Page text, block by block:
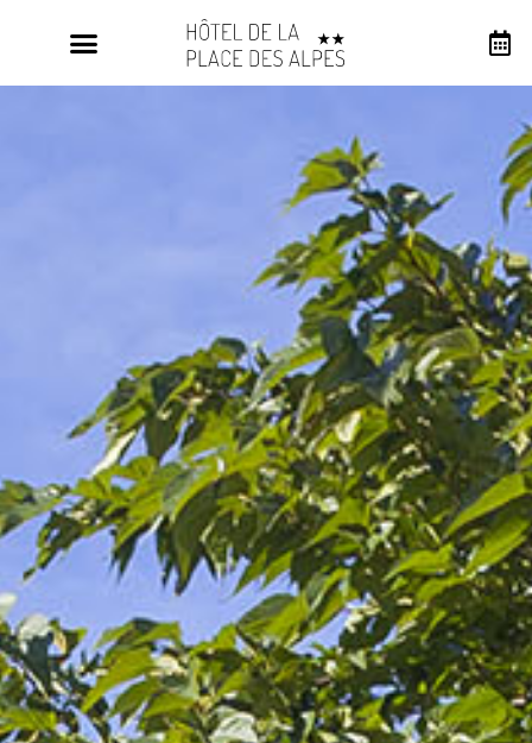
Panneau de gestion des cookies